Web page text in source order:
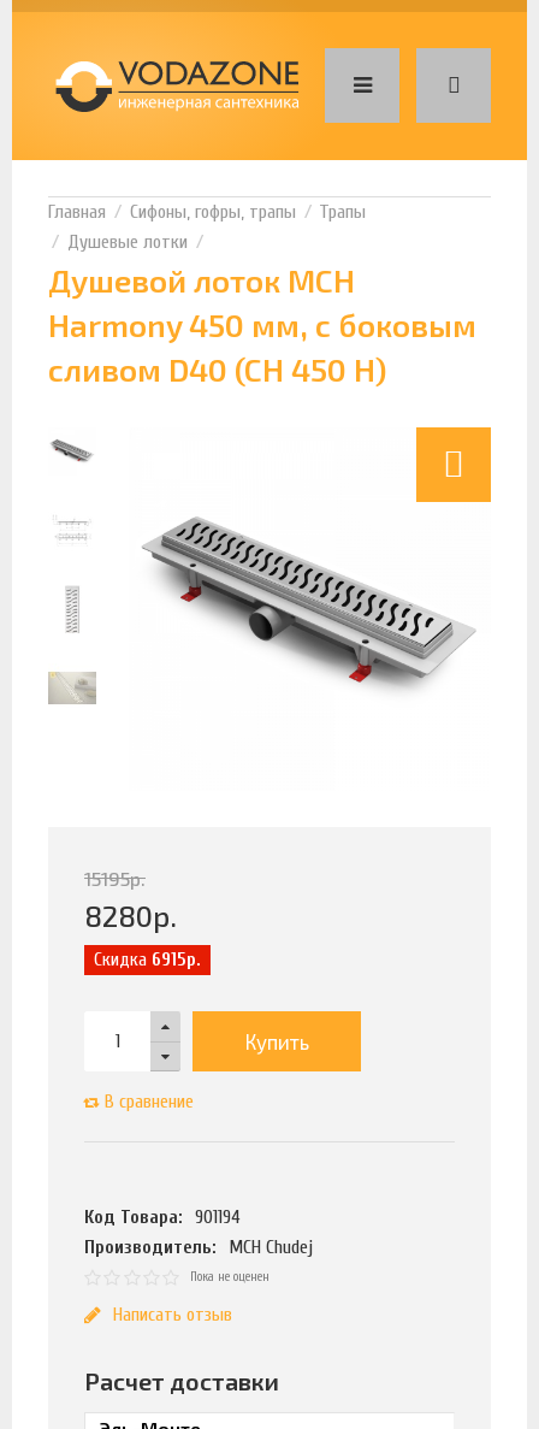
Сифоны, гофры, трапы
Трапы
Душевые лотки
Душевой лоток MCH
Harmony 450 мм, с боковым
сливом D40 (CH 450 H)
15195р.
8280р.
Скидка 6915р.
Купить
В сравнение
Код Товара:
901194
Производитель:
MCH Chudej
Пока не оценен
Написать отзыв
Расчет доставки